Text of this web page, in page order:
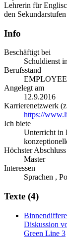
Lehrerin für
den
Info
Beschäftigt bei
Schuldienst
Berufsstand
EMPLOYEE
Angelegt am
12.9.2016
Karrierenetzwerk
https://
Ich biete
Unterricht in
Höchster Abschluss
Master
Interessen
Sprachen ,
Texte (4)
Diskussion
Green Line 3